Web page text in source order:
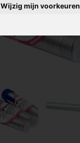
Wijzig mijn voorkeuren